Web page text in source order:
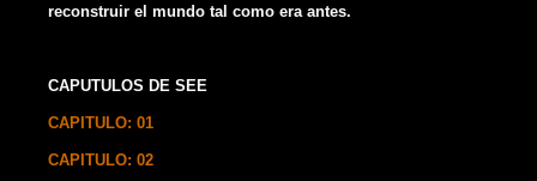
reconstruir el mundo tal como era antes.
CAPUTULOS DE SEE
CAPITULO: 01
CAPITULO: 02